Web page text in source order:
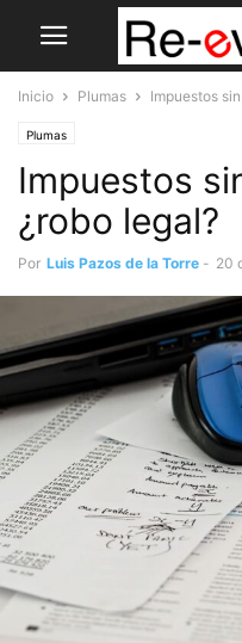
Inicio Plumas Impuestos
Plumas
Impuestos
¿robo legal?
Por Luis Pazos de la Torre - 20